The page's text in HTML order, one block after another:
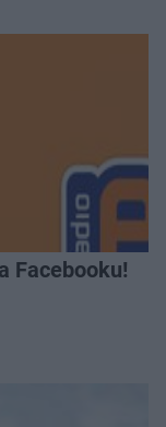
Facebooku!